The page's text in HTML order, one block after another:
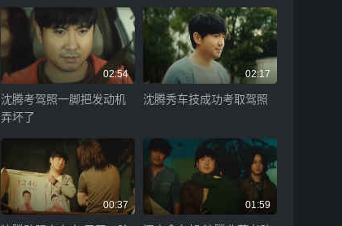
02:54
沈腾考驾照一脚把发动机
弄坏了
02:17
沈腾秀车技成功考取驾照
00:37 01:59